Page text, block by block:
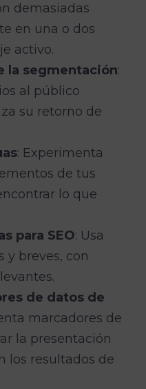
demasiadas
en una o dos
activo.
la segmentación:
al público
su retorno de
: Experimenta
de tus
lo que
para SEO: Usa
y breves, con
de datos de
marcadores de
la presentación
los resultados de